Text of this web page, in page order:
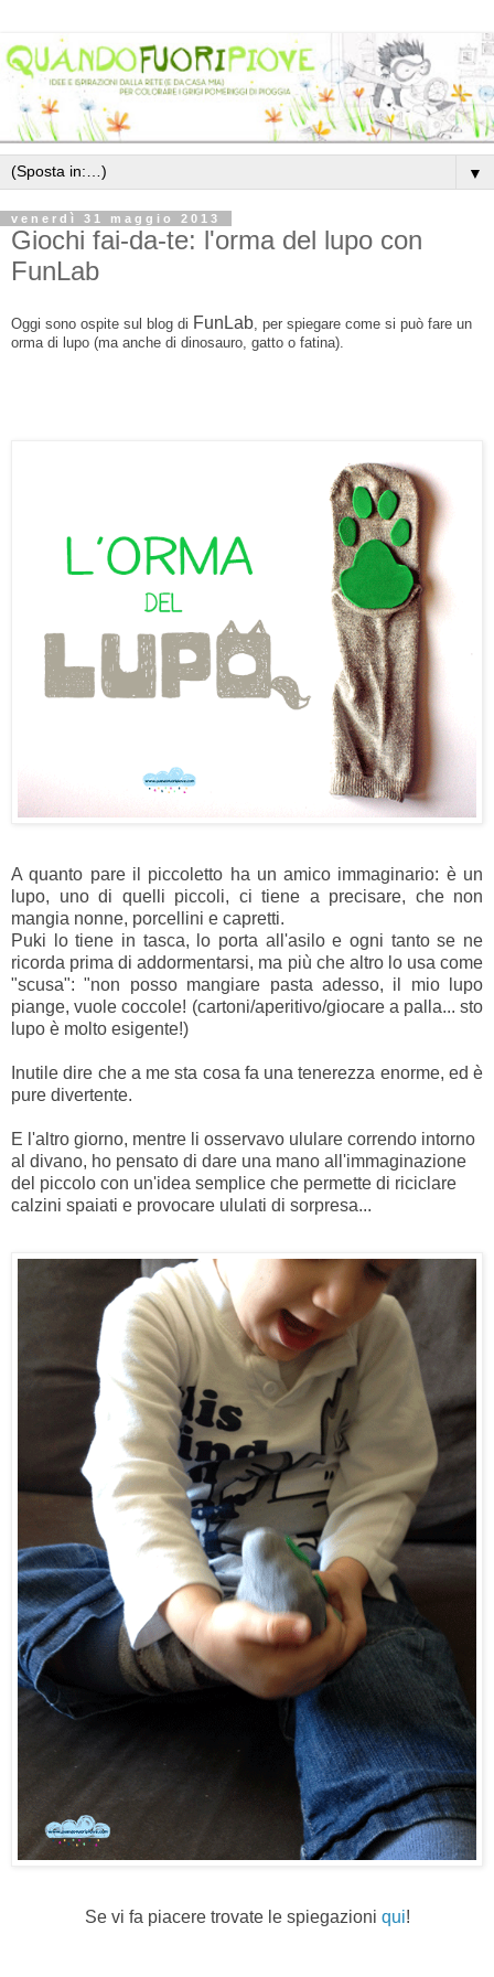
▼
venerdì 31 maggio 2013
Giochi fai-da-te: l'orma del lupo con
FunLab
Oggi sono ospite sul blog di FunLab, per spiegare come si può fare un
orma di lupo (ma anche di dinosauro, gatto o fatina).
A quanto pare il piccoletto ha un amico immaginario: è un
lupo, uno di quelli piccoli, ci tiene a precisare, che non
mangia nonne, porcellini e capretti.
Puki lo tiene in tasca, lo porta all'asilo e ogni tanto se ne
ricorda prima di addormentarsi, ma più che altro lo usa come
"scusa": "non posso mangiare pasta adesso, il mio lupo
piange, vuole coccole! (cartoni/aperitivo/giocare a palla... sto
lupo è molto esigente!)
Inutile dire che a me sta cosa fa una tenerezza enorme, ed è
pure divertente.
E l'altro giorno, mentre li osservavo ululare correndo intorno
al divano, ho pensato di dare una mano all'immaginazione
del piccolo con un'idea semplice che permette di riciclare
calzini spaiati e provocare ululati di sorpresa...
Se vi fa piacere trovate le spiegazioni qui!